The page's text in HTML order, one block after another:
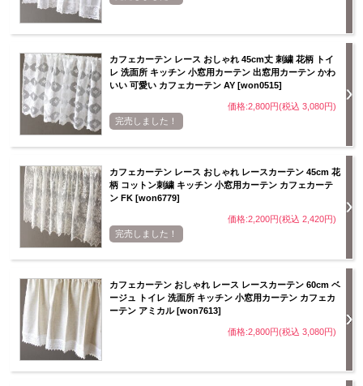
カフェカーテン レース おしゃれ 45cm丈 刺繍 花柄 トイ
レ 洗面所 キッチン 小窓用カーテン 出窓用カーテン かわ
いい 可愛い カフェカーテン AY [won0515]
価格:2,800円(税込 3,080円)
完売しました！
カフェカーテン レース おしゃれ レースカーテン 45cm 花
柄 コットン刺繍 キッチン 小窓用カーテン カフェカーテ
ン FK [won6779]
価格:2,200円(税込 2,420円)
完売しました！
カフェカーテン おしゃれ レース レースカーテン 60cm ベ
ージュ トイレ 洗面所 キッチン 小窓用カーテン カフェカ
ーテン アミカル [won7613]
価格:2,800円(税込 3,080円)